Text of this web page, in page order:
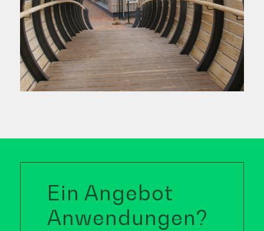
Ein Angebot
Anwendungen?